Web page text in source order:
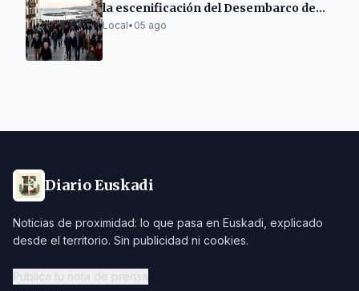
la escenificación del Desembarco de
Elkano
Local• 05 ago
Diario Euskadi
Noticias de proximidad: lo que pasa en Euskadi, explicado
desde el territorio. Sin publicidad ni cookies.
Publica tu nota de prensa